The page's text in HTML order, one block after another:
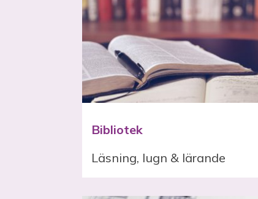
Bibliotek
Läsning, lugn & lärande